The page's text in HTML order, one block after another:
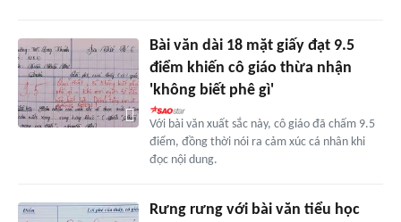
Bài văn dài 18 mặt giấy đạt 9.5
điểm khiến cô giáo thừa nhận
'không biết phê gì'
Với bài văn xuất sắc này, cô giáo đã chấm 9.5
điểm, đồng thời nói ra cảm xúc cá nhân khi
đọc nội dung.
Rưng rưng với bài văn tiểu học